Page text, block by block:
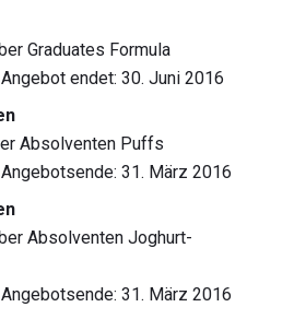
Graduates Formula
endet: 30. Juni 2016
Absolventen Puffs
31. März 2016
Absolventen Joghurt-
31. März 2016